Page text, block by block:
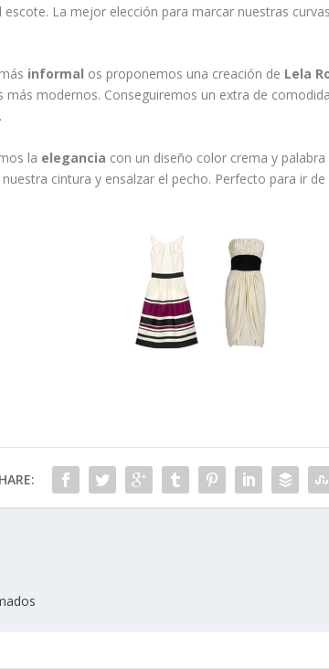
escote. La mejor elección para marcar nuestras
informal os proponemos una creación de Lela
más modernos. Conseguiremos un extra de
la elegancia con un diseño color crema y
cintura y ensalzar el pecho. Perfecto para ir